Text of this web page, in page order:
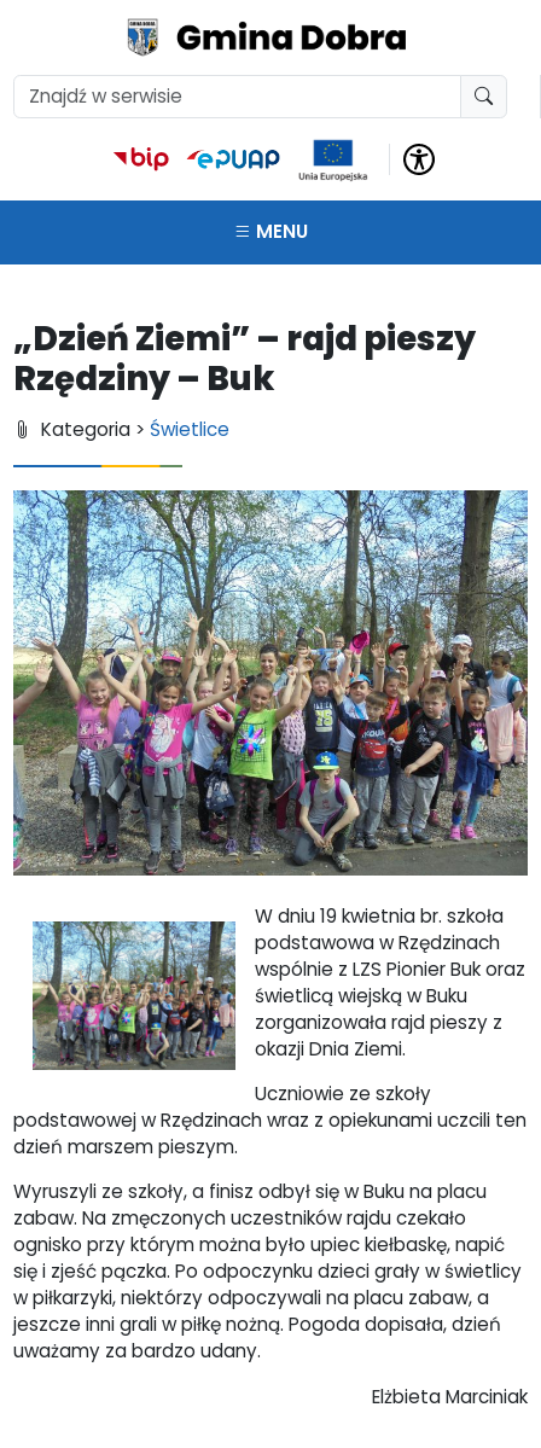
MENU
„Dzień Ziemi” – rajd pieszy
Rzędziny – Buk
Kategoria > Świetlice
W dniu 19 kwietnia br. szkoła
podstawowa w Rzędzinach
wspólnie z LZS Pionier Buk oraz
świetlicą wiejską w Buku
zorganizowała rajd pieszy z
okazji Dnia Ziemi.
Uczniowie ze szkoły
podstawowej w Rzędzinach wraz z opiekunami uczcili ten
dzień marszem pieszym.
Wyruszyli ze szkoły, a finisz odbył się w Buku na placu
zabaw. Na zmęczonych uczestników rajdu czekało
ognisko przy którym można było upiec kiełbaskę, napić
się i zjeść pączka. Po odpoczynku dzieci grały w świetlicy
w piłkarzyki, niektórzy odpoczywali na placu zabaw, a
jeszcze inni grali w piłkę nożną. Pogoda dopisała, dzień
uważamy za bardzo udany.
Elżbieta Marciniak